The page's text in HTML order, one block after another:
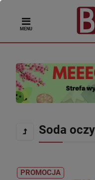
MENU
Soda
PROMOCJA